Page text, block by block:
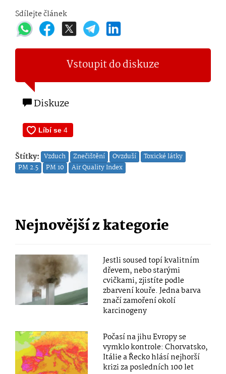
Sdílejte článek
Vstoupit do diskuze
Diskuze
Štítky: Vzduch Znečištění Ovzduší
Toxické látky
PM 2.5
PM 10 Air Quality Index
Nejnovější z kategorie
Jestli soused topí kvalitním
dřevem, nebo starými
cvičkami, zjistíte podle
zbarvení kouře. Jedna barva
značí zamoření okolí
karcinogeny
Počasí na jihu Evropy se
vymklo kontrole: Chorvatsko,
Itálie a Řecko hlásí nejhorší
krizi za posledních 100 let